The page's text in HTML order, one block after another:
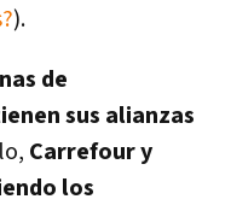
).
de
sus alianzas
Carrefour y
los